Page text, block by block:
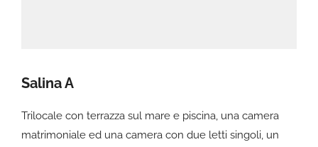
Salina A
Trilocale con terrazza sul mare e piscina, una camera
matrimoniale ed una camera con due letti singoli, un